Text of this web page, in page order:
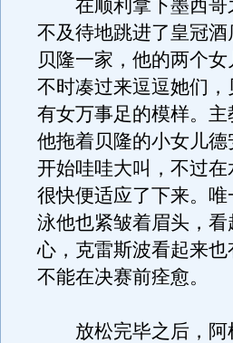
在顺利拿下墨西哥
不及待地跳进了皇冠
贝隆一家，他的两个
不时凑过来逗逗她们
有女万事足的模样。
他拖着贝隆的小女儿
开始哇哇大叫，不过
很快便适应了下来。
泳他也紧皱着眉头，
心，克雷斯波看起来
不能在决赛前痊愈。
放松完毕之后，阿